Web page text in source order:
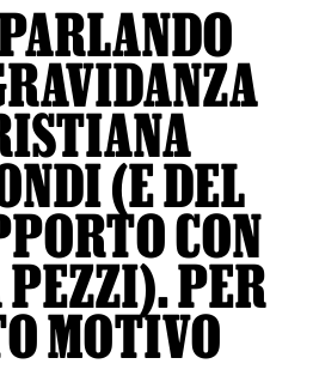
(E DEL
CON
PER
MOTIVO